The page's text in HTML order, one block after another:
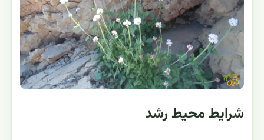
شرایط محیط رشد